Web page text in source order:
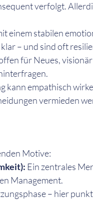
verfolgt.
einem stabilen
– und sind oft
für Neues,
kann empathisch
vermieden
Motive:
Ein zentrales
Management.
– hier